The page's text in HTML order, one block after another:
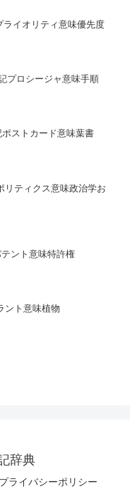
イオリティ意味優先度
プロシージャ意味手順
ストカード意味葉書
リティクス意味政治学お
ント意味特許権
ント意味植物
辞典
プライバシーポリシー